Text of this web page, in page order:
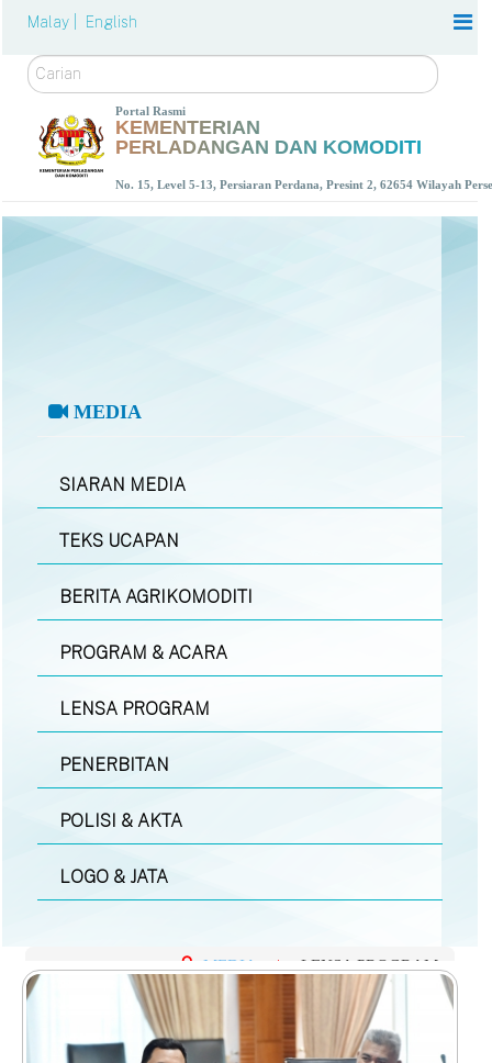
Malay | English
Carian
Portal Rasmi
KEMENTERIAN
PERLADANGAN DAN KOMODITI
No. 15, Level 5-13, Persiaran Perdana, Presint 2, 62654 Wilayah
MEDIA
SIARAN MEDIA
TEKS UCAPAN
BERITA AGRIKOMODITI
PROGRAM & ACARA
LENSA PROGRAM
PENERBITAN
POLISI & AKTA
LOGO & JATA
MEDIA | LENSA PROGRAM